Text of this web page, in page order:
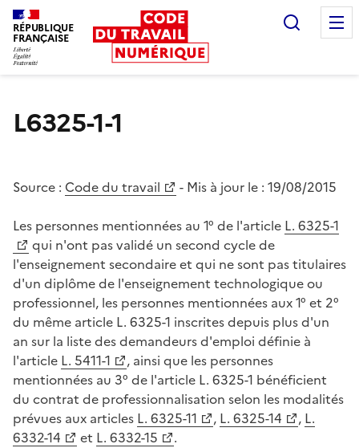
RÉPUBLIQUE
FRANÇAISE
L6325-1-1
Source : Code du travail - Mis à jour le : 19/08/2015
Les personnes mentionnées au 1° de l'article L. 6325-1
qui n'ont pas validé un second cycle de
l'enseignement secondaire et qui ne sont pas titulaires
d'un diplôme de l'enseignement technologique ou
professionnel, les personnes mentionnées aux 1° et 2°
du même article L. 6325-1 inscrites depuis plus d'un
an sur la liste des demandeurs d'emploi définie à
l'article L. 5411-1
, ainsi que les personnes
mentionnées au 3° de l'article L. 6325-1 bénéficient
du contrat de professionnalisation selon les modalités
prévues aux articles L. 6325-11 , L. 6325-14 , L.
6332-14
et L. 6332-15 .